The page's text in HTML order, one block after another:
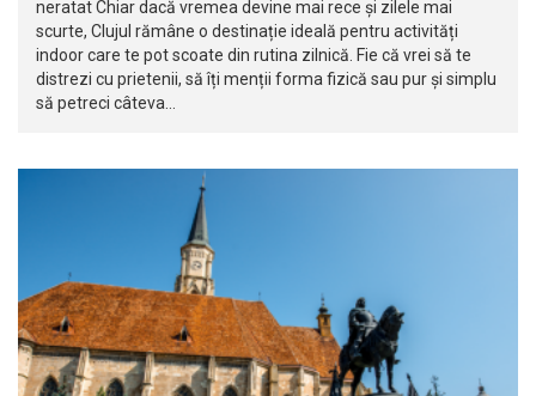
neratat Chiar dacă vremea devine mai rece și zilele mai
scurte, Clujul rămâne o destinație ideală pentru activități
indoor care te pot scoate din rutina zilnică. Fie că vrei să te
distrezi cu prietenii, să îți menții forma fizică sau pur și simplu
să petreci câteva…